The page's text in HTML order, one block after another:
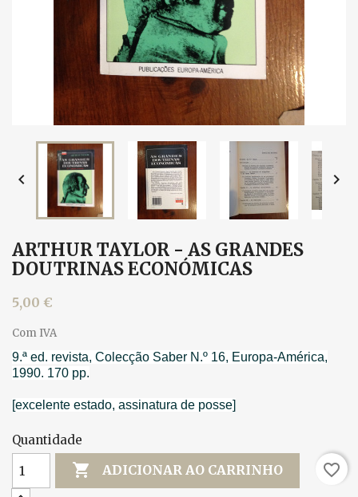
 
ARTHUR TAYLOR - AS GRANDES
DOUTRINAS ECONÓMICAS
5,00 €
Com IVA
9.ª ed. revista, Colecção Saber N.º 16, Europa-América,
1990. 170 pp.
[excelente estado, assinatura de posse]
Quantidade
 ADICIONAR AO CARRINHO favorite_border